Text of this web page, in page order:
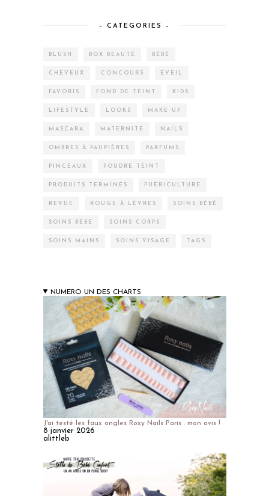
– CATEGORIES –
BLUSH BOX BEAUTÉ BÉBÉ
CHEVEUX CONCOURS EVEIL
FAVORIS FOND DE TEINT KIDS
LIFESTYLE LOOKS MAKE-UP
MASCARA MATERNITÉ NAILS
OMBRES À PAUPIÈRES PARFUMS
PINCEAUX POUDRE TEINT
PRODUITS TERMINÉS PUÉRICULTURE
REVUE ROUGE À LÈVRES SOINS BÉBÉ
SOINS BÉBÉ SOINS CORPS
SOINS MAINS SOINS VISAGE TAGS
NUMERO UN DES CHARTS
J'ai testé les faux ongles Roxy Nails Paris : mon avis !
8 janvier 2026
alittleb